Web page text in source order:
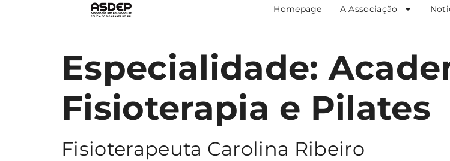
Homepage A Associação
Especialidade:
Fisioterapia e Pilates
Fisioterapeuta Carolina Ribeiro